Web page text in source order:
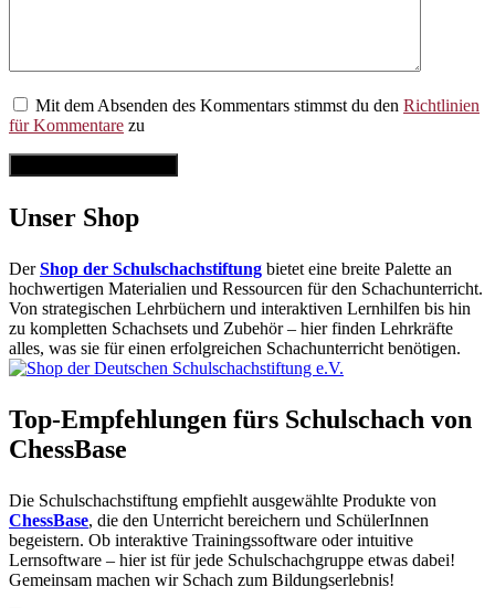
Mit dem Absenden des Kommentars stimmst du den Richtlinien
für Kommentare zu
Unser Shop
DerShop der Schulschachstiftung bietet eine breite Palette an
hochwertigen Materialien und Ressourcen für den Schachunterricht.
Von strategischen Lehrbüchern und interaktiven Lernhilfen bis hin
zu kompletten Schachsets und Zubehör – hier finden Lehrkräfte
alles, was sie für einen erfolgreichen Schachunterricht benötigen.
Top-Empfehlungen fürs Schulschach von
ChessBase
Die Schulschachstiftung empfiehlt ausgewählte Produkte von
ChessBase, die den Unterricht bereichern und SchülerInnen
begeistern. Ob interaktive Trainingssoftware oder intuitive
Lernsoftware – hier ist für jede Schulschachgruppe etwas dabei!
Gemeinsam machen wir Schach zum Bildungserlebnis!